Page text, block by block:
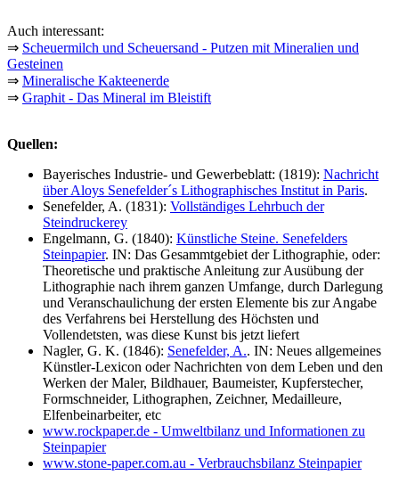
Auch interessant:
⇒ Scheuermilch und Scheuersand - Putzen mit Mineralien und
Gesteinen
⇒ Mineralische Kakteenerde
⇒ Graphit - Das Mineral im Bleistift
Quellen:
Bayerisches Industrie- und Gewerbeblatt: (1819): Nachricht
über Aloys Senefelder´s Lithographisches Institut in Paris.
Senefelder, A. (1831): Vollständiges Lehrbuch der
Steindruckerey
Engelmann, G. (1840): Künstliche Steine. Senefelders
Steinpapier. IN: Das Gesammtgebiet der Lithographie, oder:
Theoretische und praktische Anleitung zur Ausübung der
Lithographie nach ihrem ganzen Umfange, durch Darlegung
und Veranschaulichung der ersten Elemente bis zur Angabe
des Verfahrens bei Herstellung des Höchsten und
Vollendetsten, was diese Kunst bis jetzt liefert
Nagler, G. K. (1846): Senefelder, A.. IN: Neues allgemeines
Künstler-Lexicon oder Nachrichten von dem Leben und den
Werken der Maler, Bildhauer, Baumeister, Kupferstecher,
Formschneider, Lithographen, Zeichner, Medailleure,
Elfenbeinarbeiter, etc
www.rockpaper.de - Umweltbilanz und Informationen zu
Steinpapier
www.stone-paper.com.au - Verbrauchsbilanz Steinpapier